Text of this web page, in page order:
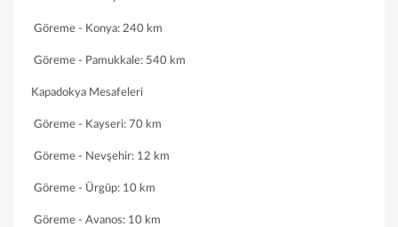
Göreme - Konya: 240 km
Göreme - Pamukkale: 540 km
Kapadokya Mesafeleri
Göreme - Kayseri: 70 km
Göreme - Nevşehir: 12 km
Göreme - Ürgüp: 10 km
Göreme - Avanos: 10 km